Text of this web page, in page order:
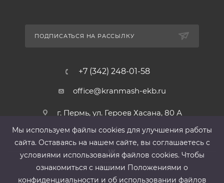
ПОДПИСАТЬСЯ НА РАССЫЛКУ
+7 (342) 248-01-58
office@kranmash-ekb.ru
г. Пермь, ул. Героев Хасана, 80 А
Мы используем файлы cооkies для улучшения работы
сайта. Оставаясь на нашем сайте, вы соглашаетесь с
условиями использования файлов cооkies. Чтобы
ознакомиться с нашими Положениями о
конфиденциальности и об использовании файлов